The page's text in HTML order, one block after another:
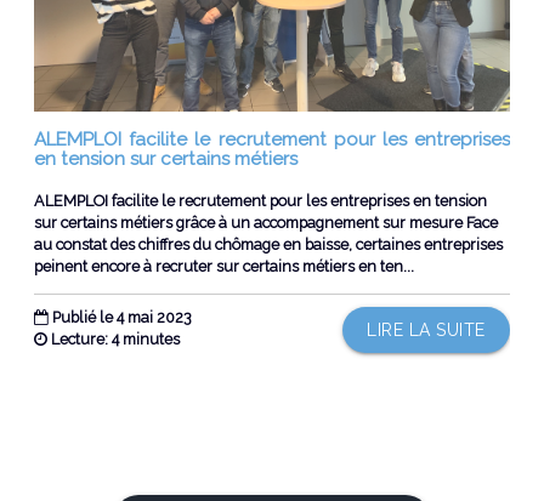
ALEMPLOI facilite le recrutement pour les entreprises
en tension sur certains métiers
ALEMPLOI facilite le recrutement pour les entreprises en tension
sur certains métiers grâce à un accompagnement sur mesure Face
au constat des chiffres du chômage en baisse, certaines entreprises
peinent encore à recruter sur certains métiers en ten...
Publié le 4 mai 2023
LIRE LA SUITE
Lecture: 4 minutes